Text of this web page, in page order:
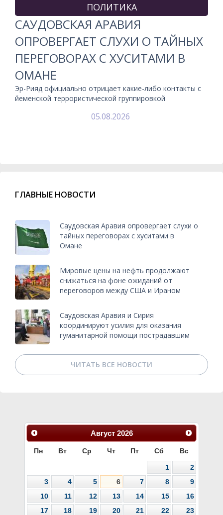
ПОЛИТИКА
САУДОВСКАЯ АРАВИЯ
ОПРОВЕРГАЕТ СЛУХИ О ТАЙНЫХ
ПЕРЕГОВОРАХ С ХУСИТАМИ В
ОМАНЕ
Эр-Рияд официально отрицает какие-либо контакты с
йеменской террористической группировкой
05.08.2026
ГЛАВНЫЕ НОВОСТИ
Саудовская Аравия опровергает слухи о
тайных переговорах с хуситами в
Омане
Мировые цены на нефть продолжают
снижаться на фоне ожиданий от
переговоров между США и Ираном
Саудовская Аравия и Сирия
координируют усилия для оказания
гуманитарной помощи пострадавшим
ЧИТАТЬ ВСЕ НОВОСТИ
Август 2026
Пн Вт Ср Чт Пт Сб Вс
1
2
3
4 5 6 7 8
9
10
11 12 13 14 15
16
17
18 19 20 21 22
23